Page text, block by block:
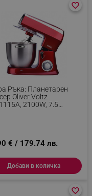
Ръка: Планетарен
Oliver Voltz
2100W, 7.5
€ / 179.74 лв.
favorite_border
favorite_border
Добави в количка
favorite_border
favorite_border
.alleop.bg
.alleop.bg
.alleop.bg
.alleop.bg
.alleop.bg
.alleop.bg
.alleop.bg
.alleop.bg